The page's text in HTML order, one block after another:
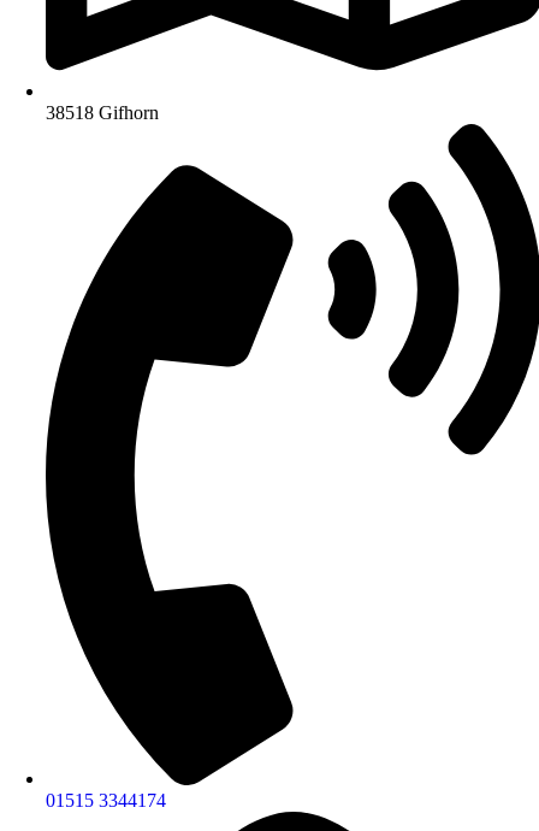
38518 Gifhorn
01515 3344174